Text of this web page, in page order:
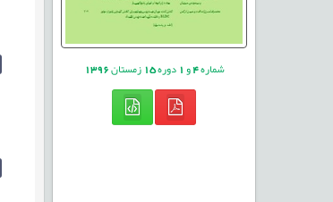
شماره4و1دوره15زمستان1396